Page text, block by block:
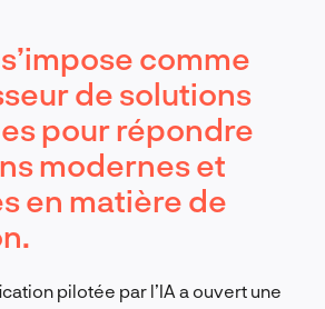
comme
de solutions
pour répondre
modernes et
en matière de
pilotée par l’IA a ouvert une